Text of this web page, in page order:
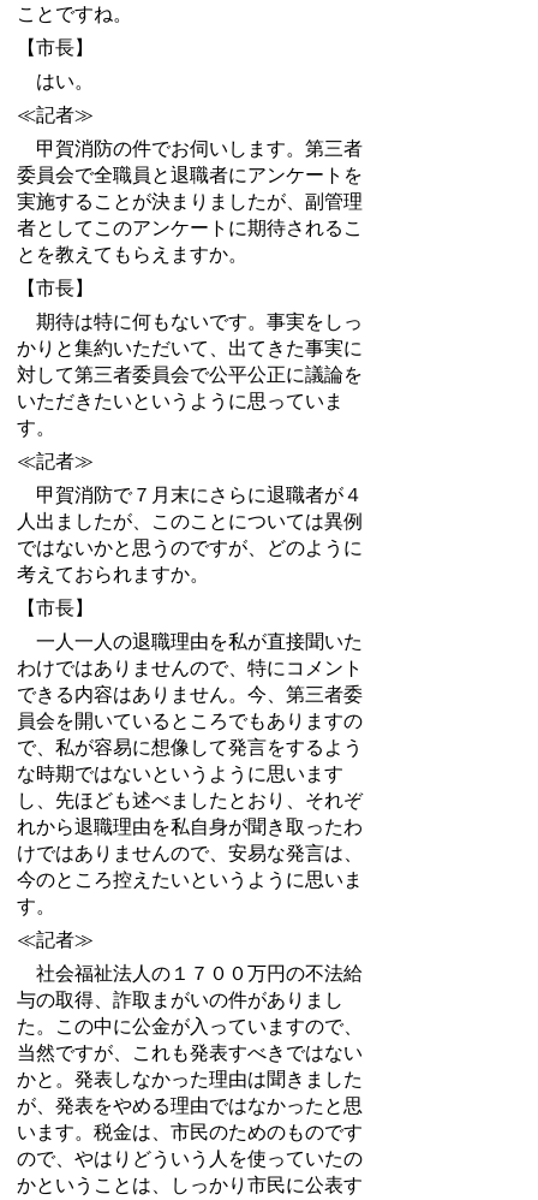
ことですね。
【市長】
はい。
≪記者≫
甲賀消防の件でお伺いします。第三者
委員会で全職員と退職者にアンケートを
実施することが決まりましたが、副管理
者としてこのアンケートに期待されるこ
とを教えてもらえますか。
【市長】
期待は特に何もないです。事実をしっ
かりと集約いただいて、出てきた事実に
対して第三者委員会で公平公正に議論を
いただきたいというように思っていま
す。
≪記者≫
甲賀消防で７月末にさらに退職者が４
人出ましたが、このことについては異例
ではないかと思うのですが、どのように
考えておられますか。
【市長】
一人一人の退職理由を私が直接聞いた
わけではありませんので、特にコメント
できる内容はありません。今、第三者委
員会を開いているところでもありますの
で、私が容易に想像して発言をするよう
な時期ではないというように思います
し、先ほども述べましたとおり、それぞ
れから退職理由を私自身が聞き取ったわ
けではありませんので、安易な発言は、
今のところ控えたいというように思いま
す。
≪記者≫
社会福祉法人の１７００万円の不法給
与の取得、詐取まがいの件がありまし
た。この中に公金が入っていますので、
当然ですが、これも発表すべきではない
かと。発表しなかった理由は聞きました
が、発表をやめる理由ではなかったと思
います。税金は、市民のためのものです
ので、やはりどういう人を使っていたの
かということは、しっかり市民に公表す